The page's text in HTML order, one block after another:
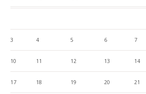
3 4 5 6 7
10 11 12 13 14
17 18 19 20 21